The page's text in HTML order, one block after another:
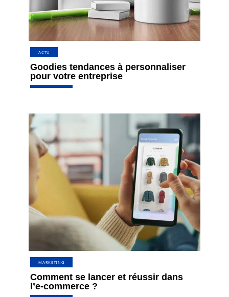
ACTU
Goodies tendances à personnaliser
pour votre entreprise
MARKETING
Comment se lancer et réussir dans
l’e-commerce ?